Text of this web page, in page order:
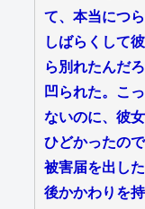
て、本当につ
しばらくして
ら別れたんだ
凹られた。こ
ないのに、彼
ひどかったので
被害届を出し
後かかわりを